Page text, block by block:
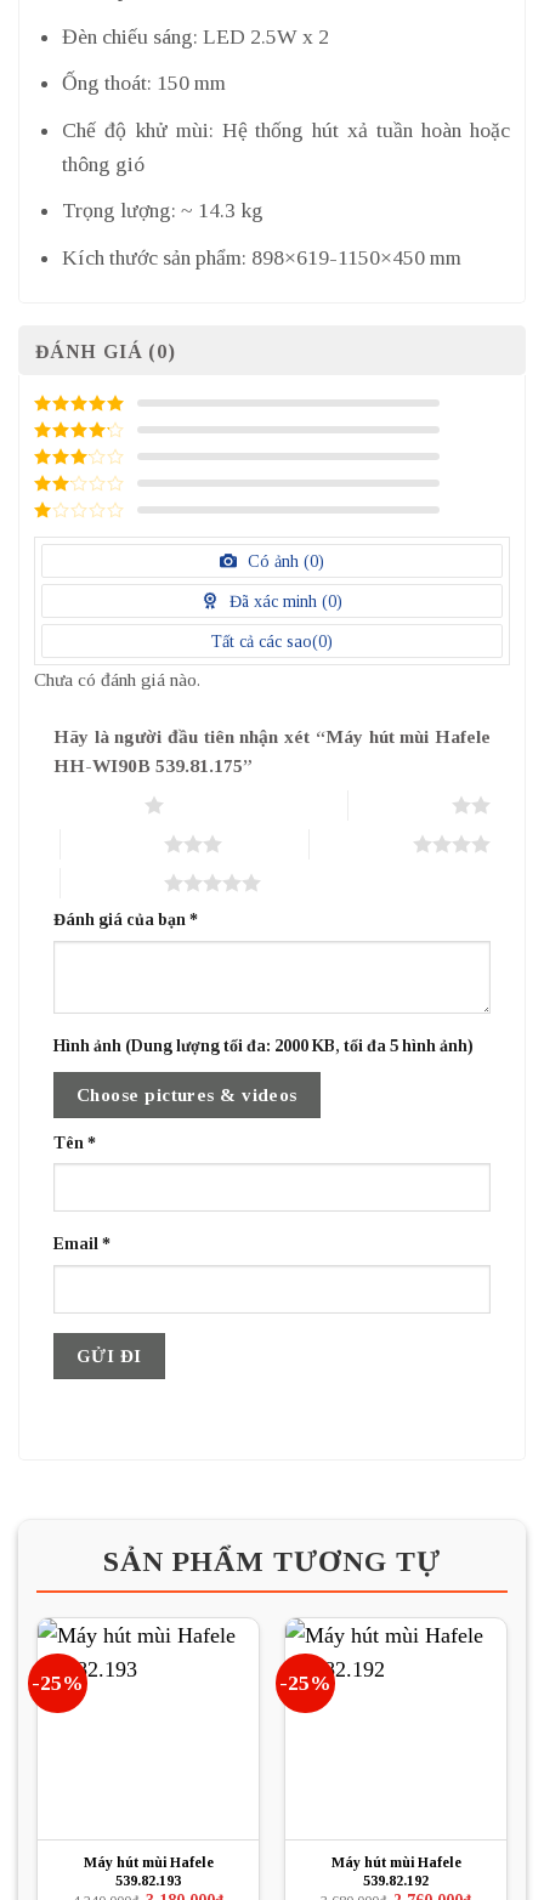
Đèn chiếu sáng: LED 2.5W x 2
Ống thoát: 150 mm
Chế độ khử mùi: Hệ thống hút xả tuần hoàn hoặc
thông gió
Trọng lượng: ~ 14.3 kg
Kích thước sản phẩm: 898×619-1150×450 mm
ĐÁNH GIÁ (0)
5/ 5 điểm
4/ 5
điểm
3/ 5
điểm
2/
điểm
1
điểm
Có ảnh (0)
Đã xác minh (0)
Tất cả các sao(0)
Chưa có đánh giá nào.
Hãy là người đầu tiên nhận xét “Máy hút mùi Hafele
HH-WI90B 539.81.175”
Đánh giá của bạn *
Hình ảnh (Dung lượng tối đa: 2000 KB, tối đa 5 hình ảnh)
Choose pictures & videos
Tên *
Email *
SẢN PHẨM TƯƠNG TỰ
-25%
Máy hút mùi Hafele
539.82.193
-25%
Máy hút mùi Hafele
539.82.192